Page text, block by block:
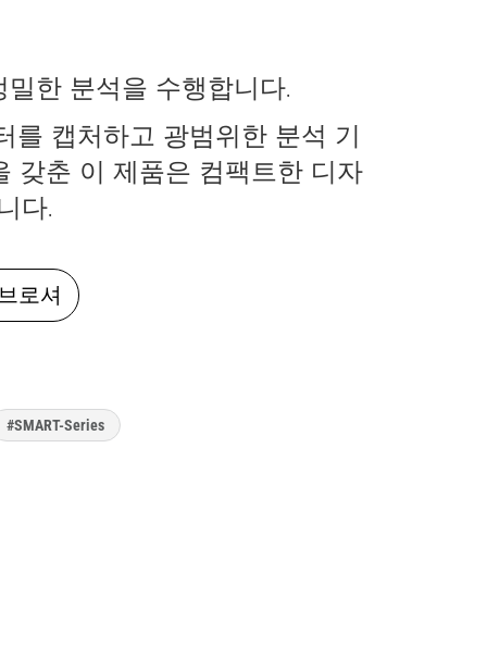
한 분석을 수행합니다.
를 캡처하고 광범위한 분석 기
갖춘 이 제품은 컴팩트한 디자
다.
로셔
#SMART-Series